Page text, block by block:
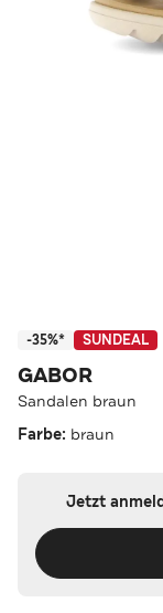
-35%* SUNDEAL
GABOR
Sandalen braun
Farbe: braun
Jetzt